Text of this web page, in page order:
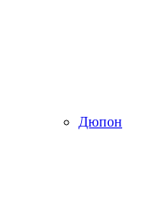
Дюпон